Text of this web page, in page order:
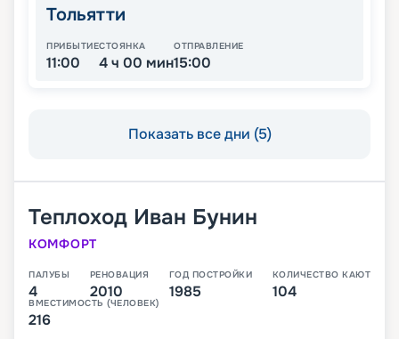
Тольятти
ПРИБЫТИЕ
11:00
СТОЯНКА
4 ч 00 мин
ОТПРАВЛЕНИЕ
15:00
Показать все дни (5)
Теплоход Иван Бунин
КОМФОРТ
ПАЛУБЫ
4
РЕНОВАЦИЯ
2010
ГОД ПОСТРОЙКИ
1985
КОЛИЧЕСТВО КАЮТ
104
ВМЕСТИМОСТЬ (ЧЕЛОВЕК)
216